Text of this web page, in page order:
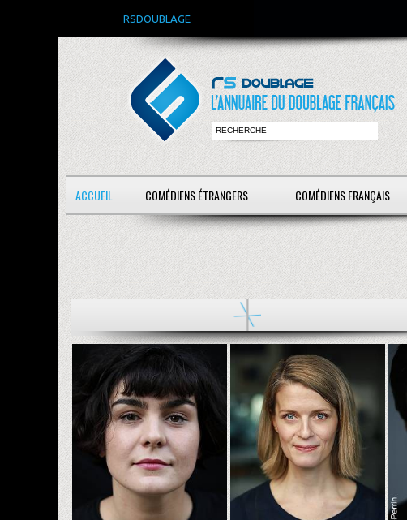
RSDOUBLAGE
ACCUEIL COMÉDIENS ÉTRANGERS COMÉDIENS FRANÇAIS